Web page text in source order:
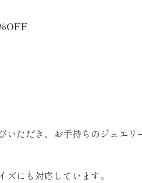
OFF
ただき、お手持ちのジュエ
にも対応しています。